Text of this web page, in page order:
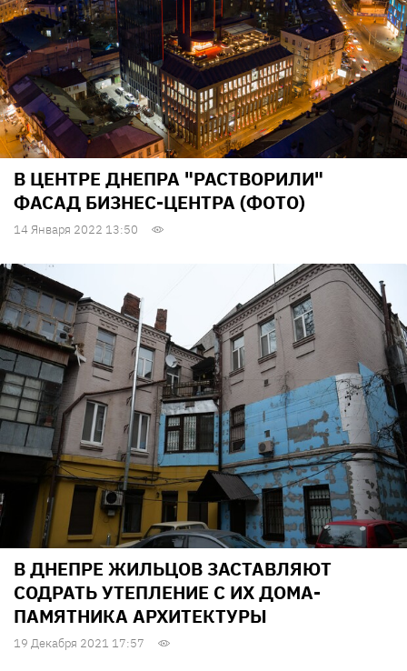
В ЦЕНТРЕ ДНЕПРА "РАСТВОРИЛИ"
ФАСАД БИЗНЕС-ЦЕНТРА (ФОТО)
14 Января 2022 13:50
В ДНЕПРЕ ЖИЛЬЦОВ ЗАСТАВЛЯЮТ
СОДРАТЬ УТЕПЛЕНИЕ С ИХ ДОМА-
ПАМЯТНИКА АРХИТЕКТУРЫ
19 Декабря 2021 17:57